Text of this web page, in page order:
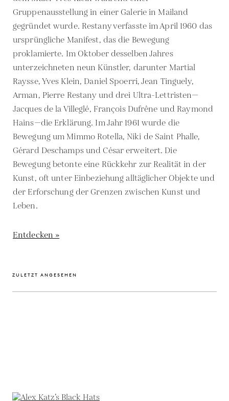
Gruppenausstellung in einer Galerie in Mailand
gegründet wurde. Restany verfasste im April 1960 das
ursprüngliche Manifest, das die Bewegung
proklamierte. Im Oktober desselben Jahres
unterzeichneten neun Künstler, darunter Martial
Raysse, Yves Klein, Daniel Spoerri, Jean Tinguely,
Arman, Pierre Restany und drei Ultra-Lettristen—
Jacques de la Villeglé, François Dufrêne und Raymond
Hains—die Erklärung. Im Jahr 1961 wurde die
Bewegung um Mimmo Rotella, Niki de Saint Phalle,
Gérard Deschamps und César erweitert. Die
Bewegung betonte eine Rückkehr zur Realität in der
Kunst, oft unter Einbeziehung alltäglicher Objekte und
der Erforschung der Grenzen zwischen Kunst und
Leben.
Entdecken »
ZULETZT ANGESEHEN